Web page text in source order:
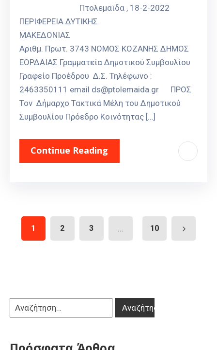
Πτολεμαϊδα , 18-2-2022
ΠΕΡΙΦΕΡΕΙΑ ΔΥΤΙΚΗΣ
ΜΑΚΕΔΟΝΙΑΣ
Αριθμ. Πρωτ. 3743 ΝΟΜΟΣ ΚΟΖΑΝΗΣ ΔΗΜΟΣ
ΕΟΡΔΑΙΑΣ Γραμματεία Δημοτικού Συμβουλίου
Γραφείο Προέδρου Δ.Σ. Τηλέφωνο :
2463350111 email ds@ptolemaida.gr ΠΡΟΣ
Τον Δήμαρχο Τακτικά Μέλη του Δημοτικού
Συμβουλίου Πρόεδρο Κοινότητας […]
Continue Reading
1 2 3 ... 10